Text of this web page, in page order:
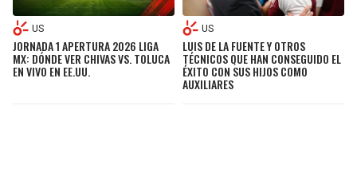
US
JORNADA 1 APERTURA 2026 LIGA
MX: DÓNDE VER CHIVAS VS. TOLUCA
EN VIVO EN EE.UU.
US
LUIS DE LA FUENTE Y OTROS
TÉCNICOS QUE HAN CONSEGUIDO EL
ÉXITO CON SUS HIJOS COMO
AUXILIARES